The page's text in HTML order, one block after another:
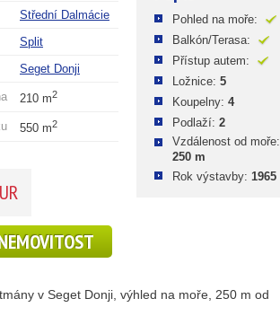
Střední Dalmácie
Split
Seget Donji
210 m2
550 m2
Pohled na moře:
Balkón/Terasa:
Přístup autem:
Ložnice: 5
Koupelny: 4
Podlaží: 2
Vzdálenost od moře:
250 m
Rok výstavby: 1965
v Seget Donji, výhled na moře, 250 m od